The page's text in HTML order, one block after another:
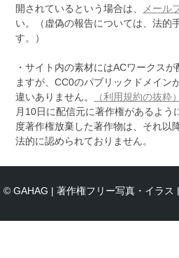
開されているという場合は、
メール
い。（虚偽の報告については、法的
す。）
・サイト内の素材にはACワークス
ますが、CC0のパブリックドメイン
違いありません。
（利用規約の抜粋）
月10日に配信元に著作権があるよう
度著作権放棄した著作物は、それ以
法的に認められておりません。
© GAHAG | 著作権フリー写真・イラス